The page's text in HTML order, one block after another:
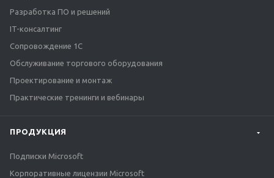
Разработка ПО и решений
IT-консалтинг
Сопровождение 1С
Обслуживание торгового оборудования
Проектирование и монтаж
Практические тренинги и вебинары
ПРОДУКЦИЯ
Подписки Microsoft
Корпоративные лицензии Microsoft